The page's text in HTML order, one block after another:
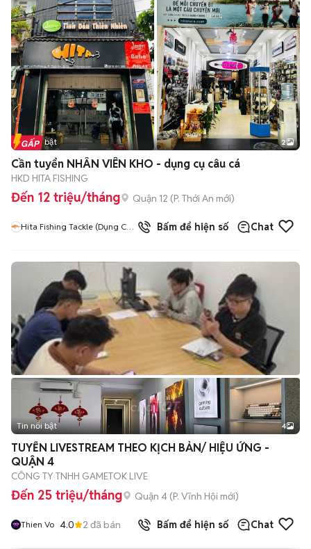
Tin nổi bật 2
Cần tuyển NHÂN VIÊN KHO - dụng cụ câu cá
HKD HITA FISHING
Đến 12 triệu/tháng Quận 12 (P. Thới An mới)
Hita Fishing Tackle (Dụng Cụ
Bấm để hiện số Chat
Tin nổi bật 4
TUYỂN LIVESTREAM THEO KỊCH BẢN/ HIỆU ỨNG -
QUẬN 4
CÔNG TY TNHH GAMETOK LIVE
Đến 25 triệu/tháng Quận 4 (P. Vĩnh Hội mới)
Thien Vo 4.0 2 đã bán Bấm để hiện số Chat